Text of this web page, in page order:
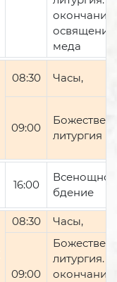
окончании
освящение
меда
08:30 Часы,
09:00
литургия
16:00
Всенощное
бдение
08:30 Часы,
09:00
литургия.
окончании